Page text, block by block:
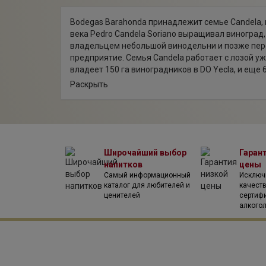
Bodegas Barahonda принадлежит семье
века Pedro Candela Soriano выращивал
владельцем небольшой винодельни и позже
предприятие. Семья Candela работает с лозой
владеет 150 га виноградников в DO Yecla, и
лучших ягод для производства своих вин.
Ключевыми винами компании являются
где их создают, и люди работают с ними,
Arriba, которые на 80% состоят из известняка,
глинистых участках.
Раскрыть
Широчайший выбор
напитков
Самый информационный
каталог для любителей и
ценителей
цены